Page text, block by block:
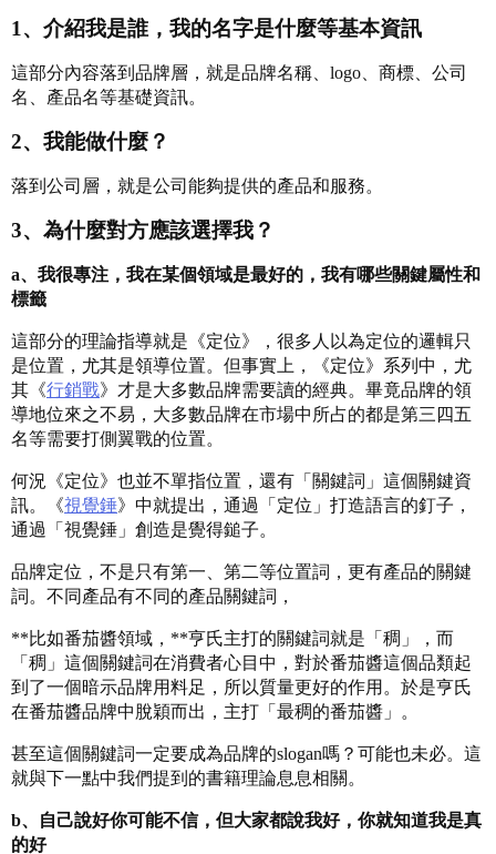
1、介紹我是誰，我的名字是什麼等基本資訊
這部分內容落到品牌層，就是品牌名稱、logo、商標、公司
名、產品名等基礎資訊。
2、我能做什麼？
落到公司層，就是公司能夠提供的產品和服務。
3、為什麼對方應該選擇我？
a、我很專注，我在某個領域是最好的，我有哪些關鍵屬性和
標籤
這部分的理論指導就是《定位》，很多人以為定位的邏輯只
是位置，尤其是領導位置。但事實上，《定位》系列中，尤
其《行銷戰》才是大多數品牌需要讀的經典。畢竟品牌的領
導地位來之不易，大多數品牌在市場中所占的都是第三四五
名等需要打側翼戰的位置。
何況《定位》也並不單指位置，還有「關鍵詞」這個關鍵資
訊。《視覺錘》中就提出，通過「定位」打造語言的釘子，
通過「視覺錘」創造是覺得鎚子。
品牌定位，不是只有第一、第二等位置詞，更有產品的關鍵
詞。不同產品有不同的產品關鍵詞，
**比如番茄醬領域，**亨氏主打的關鍵詞就是「稠」，而
「稠」這個關鍵詞在消費者心目中，對於番茄醬這個品類起
到了一個暗示品牌用料足，所以質量更好的作用。於是亨氏
在番茄醬品牌中脫穎而出，主打「最稠的番茄醬」。
甚至這個關鍵詞一定要成為品牌的slogan嗎？可能也未必。這
就與下一點中我們提到的書籍理論息息相關。
b、自己說好你可能不信，但大家都說我好，你就知道我是真
的好